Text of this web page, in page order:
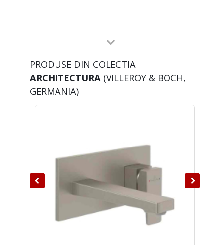
PRODUSE DIN COLECTIA
ARCHITECTURA (VILLEROY & BOCH,
GERMANIA)